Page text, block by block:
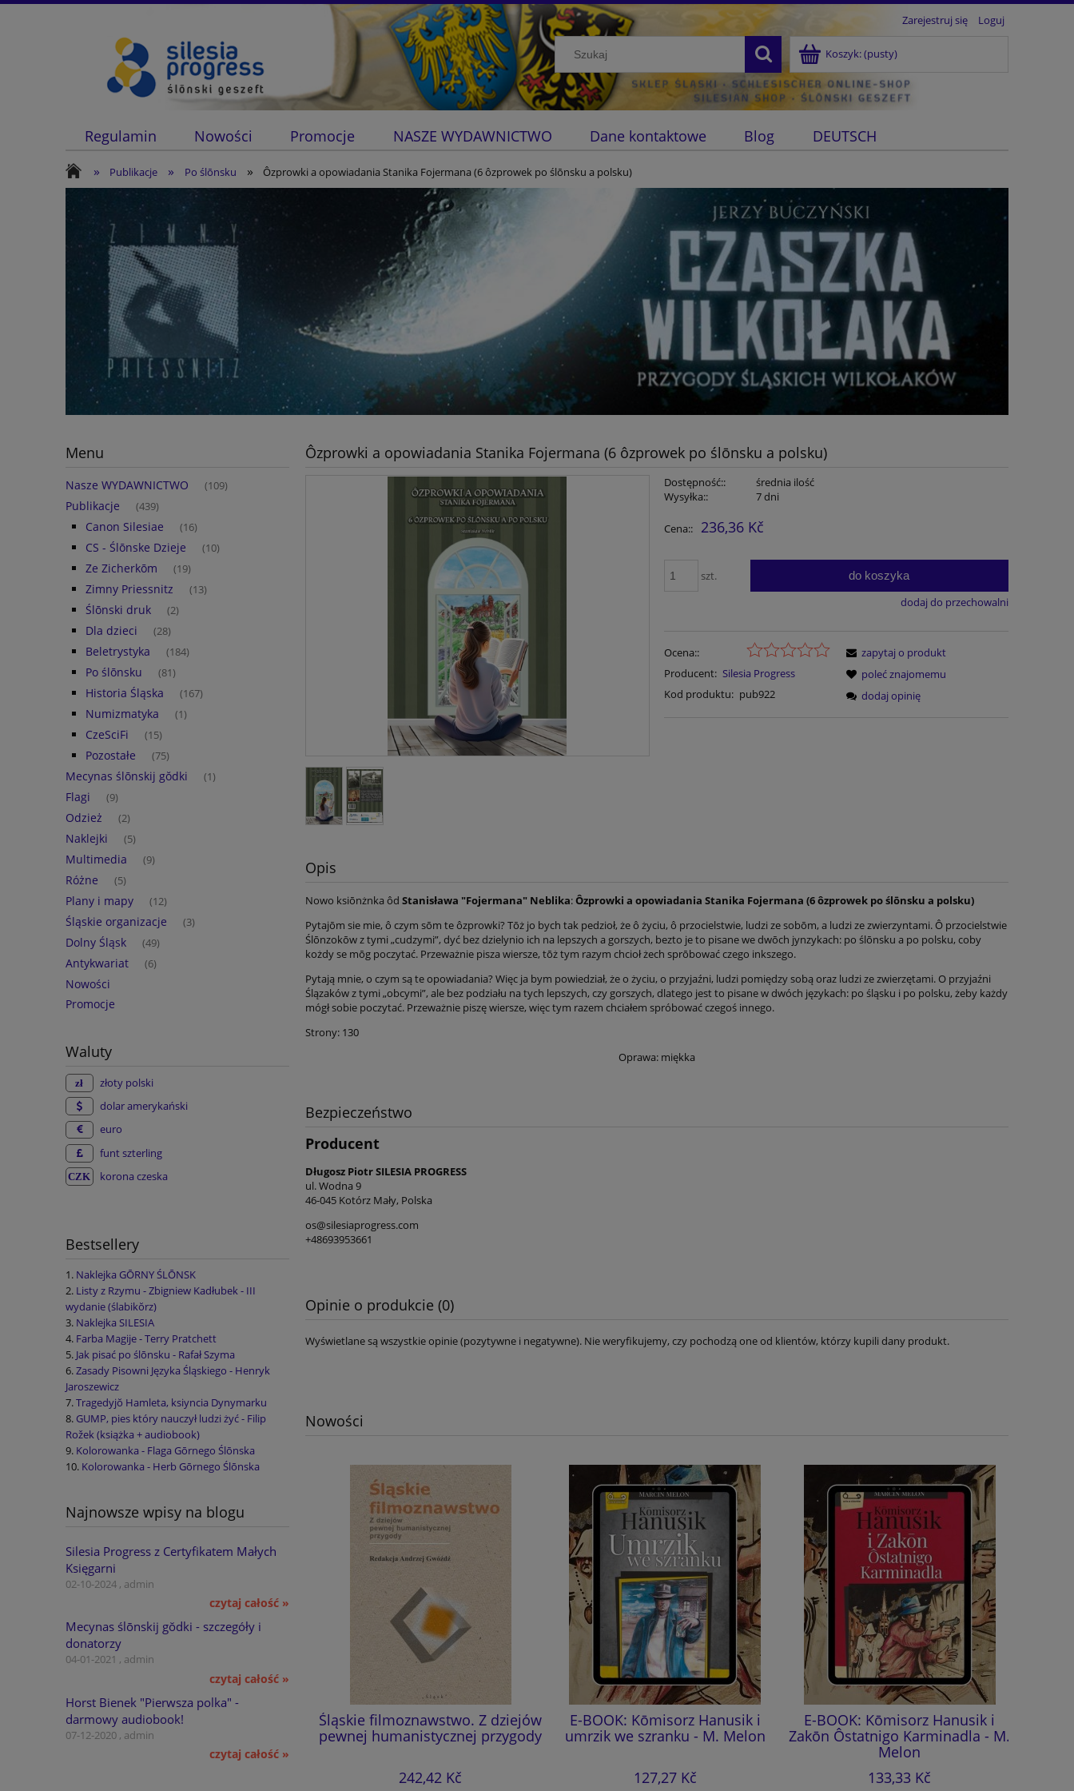
Zarejestruj się Loguj
Koszyk:(pusty)
Regulamin Nowości Promocje NASZE WYDAWNICTWO Dane kontaktowe Blog DEUTSCH
» Publikacje » Po ślōnsku » Ôzprowki a opowiadania Stanika Fojermana (6 ôzprowek po ślōnsku a polsku)
Menu
Nasze WYDAWNICTWO (109)
Publikacje (439)
Canon Silesiae (16)
CS - Ślōnske Dzieje (10)
Ze Zicherkōm (19)
Zimny Priessnitz (13)
Ślōnski druk (2)
Dla dzieci (28)
Beletrystyka (184)
Po ślōnsku (81)
Historia Śląska (167)
Numizmatyka (1)
CzeSciFi (15)
Pozostałe (75)
Mecynas ślōnskij gŏdki (1)
Flagi (9)
Odzież (2)
Naklejki (5)
Multimedia (9)
Różne (5)
Plany i mapy (12)
Śląskie organizacje (3)
Dolny Śląsk (49)
Antykwariat (6)
Nowości
Promocje
Waluty
złoty polski
dolar amerykański
euro
funt szterling
korona czeska
Bestsellery
Naklejka GŌRNY ŚLŌNSK
Listy z Rzymu - Zbigniew Kadłubek - III
wydanie (ślabikŏrz)
Naklejka SILESIA
Farba Magije - Terry Pratchett
Jak pisać po ślōnsku - Rafał Szyma
Zasady Pisowni Języka Śląskiego - Henryk
Jaroszewicz
Tragedyjŏ Hamleta, ksiyncia Dynymarku
GUMP, pies który nauczył ludzi żyć - Filip
Rožek (książka + audiobook)
Kolorowanka - Flaga Gōrnego Ślōnska
Kolorowanka - Herb Gōrnego Ślōnska
Najnowsze wpisy na blogu
Silesia Progress z Certyfikatem Małych
Księgarni
02-10-2024 , admin
czytaj całość »
Mecynas ślōnskij gŏdki - szczegóły i
donatorzy
04-01-2021 , admin
czytaj całość »
Horst Bienek "Pierwsza polka" -
darmowy audiobook!
07-12-2020 , admin
czytaj całość »
Ôzprowki a opowiadania Stanika Fojermana (6 ôzprowek po ślōnsku a polsku)
Dostępność::
średnia ilość
Wysyłka::
7 dni
Cena:: 236,36 Kč
szt. do koszyka
dodaj do przechowalni
Ocena::
Producent: Silesia Progress
Kod produktu: pub922
zapytaj o produkt
poleć znajomemu
dodaj opinię
Opis
Nowo ksiōnżnka ôd Stanisława "Fojermana" Neblika:Ôzprowki a opowiadania Stanika Fojermana (6 ôzprowek po ślōnsku a polsku)
Pytajōm sie mie, ô czym sōm te ôzprowki? Tōż jo bych tak pedzioł, że ô życiu, ô przocielstwie, ludzi ze sobōm, a ludzi ze zwierzyntami. Ô przocielstwie
Ślōnzokōw z tymi „cudzymi”, dyć bez dzielynio ich na lepszych a gorszych, bezto je to pisane we dwōch jynzykach: po ślōnsku a po polsku, coby
kożdy se mōg poczytać. Przeważnie pisza wiersze, tōż tym razym chcioł żech sprōbować czego inkszego.
Pytają mnie, o czym są te opowiadania? Więc ja bym powiedział, że o życiu, o przyjaźni, ludzi pomiędzy sobą oraz ludzi ze zwierzętami. O przyjaźni
Ślązaków z tymi „obcymi”, ale bez podziału na tych lepszych, czy gorszych, dlatego jest to pisane w dwóch językach: po śląsku i po polsku, żeby każdy
mógł sobie poczytać. Przeważnie piszę wiersze, więc tym razem chciałem spróbować czegoś innego.
Strony: 130
Oprawa: miękka
Bezpieczeństwo
Producent
Długosz Piotr SILESIA PROGRESS
ul. Wodna 9
46-045 Kotórz Mały, Polska
os@silesiaprogress.com
+48693953661
Opinie o produkcie (0)
Wyświetlane są wszystkie opinie (pozytywne i negatywne). Nie weryfikujemy, czy pochodzą one od klientów, którzy kupili dany produkt.
Nowości
Dzieje zrębowego kościoła
pątniczego w Gościęcinie
Śląskie filmoznawstwo. Z dziejów
pewnej humanistycznej przygody
242,42 Kč
E-BOOK: Kōmisorz Hanusik i
umrzik we szranku - M. Melon
127,27 Kč
E-BOOK: Kōmisorz Hanusik i
Zakōn Ôstatnigo Karminadla - M.
Melon
133,33 Kč